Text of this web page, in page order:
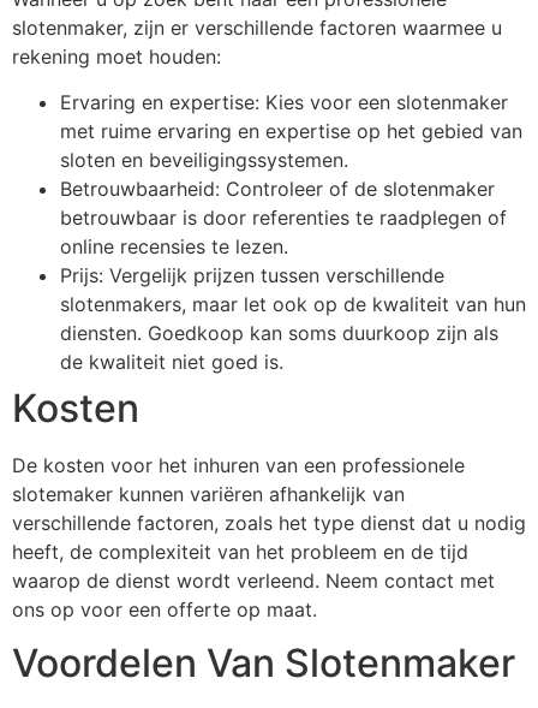
slotenmaker, zijn er verschillende factoren waarmee u
rekening moet houden:
Ervaring en expertise: Kies voor een slotenmaker
met ruime ervaring en expertise op het gebied van
sloten en beveiligingssystemen.
Betrouwbaarheid: Controleer of de slotenmaker
betrouwbaar is door referenties te raadplegen of
online recensies te lezen.
Prijs: Vergelijk prijzen tussen verschillende
slotenmakers, maar let ook op de kwaliteit van hun
diensten. Goedkoop kan soms duurkoop zijn als
de kwaliteit niet goed is.
Kosten
De kosten voor het inhuren van een professionele
slotemaker kunnen variëren afhankelijk van
verschillende factoren, zoals het type dienst dat u nodig
heeft, de complexiteit van het probleem en de tijd
waarop de dienst wordt verleend. Neem contact met
ons op voor een offerte op maat.
Voordelen Van Slotenmaker